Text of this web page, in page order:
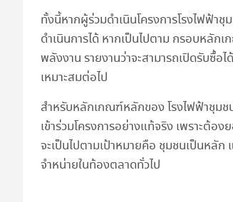
ทั้งนี้หากผู้ร่วมดำเนินโครงการโรงไฟฟ้า
ดำเนินการได้ หากเป็นไปตาม กรอบหลั
พลังงาน รายงานว่าจะสามารถเปิดรับซื้
เหมาะสมต่อไป
สำหรับหลักเกณฑ์หลักของ โรงไฟฟ้าชุมช
เข้าร่วมโครงการอย่างแท้จริง เพราะต้
จะเป็นไปตามเป้าหมายคือ ชุมชนเป็นหลัก
จำหน่ายในท้องตลาดทั่วไป